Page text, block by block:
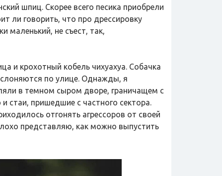
шпиц. Скорее всего песика приобрели
ли говорить, что про дрессировку
маленький, не съест, так,
и крохотный кобель чихуахуа. Собачка
слоняются по улице. Однажды, я
в темном сыром дворе, граничащем с
стаи, пришедшие с частного сектора.
отгонять агрессоров от своей
представляю, как можно выпустить